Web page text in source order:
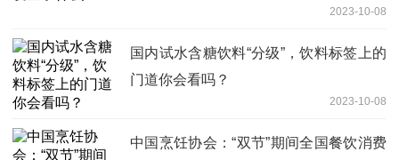
2023-10-08
国内试水含糖饮料“分级”，饮料标签上的
门道你会看吗？
2023-10-08
中国烹饪协会：“双节”期间全国餐饮消费